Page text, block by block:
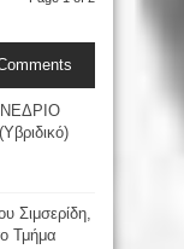
Σιμσερίδη,
Τμήμα